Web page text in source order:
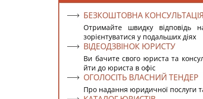
БЕЗКОШТОВНА КОНСУЛЬТАЦІЯ
Отримайте швидку
зорієнтуватися у подальших діях
ВІДЕОДЗВІНОК ЮРИСТУ
Ви бачите свого юриста та
йти до юриста в офіс
ОГОЛОСІТЬ ВЛАСНИЙ ТЕНДЕР
Про надання юридичної послуги